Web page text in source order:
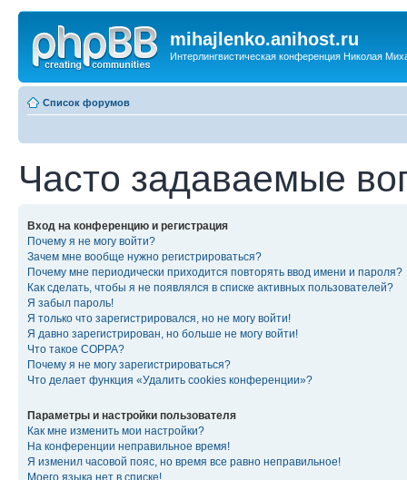
mihajlenko.anihost.ru
Интерлингвистическая конференция Николая
Список форумов
Часто задаваемые
Вход на конференцию и регистрация
Почему я не могу войти?
Зачем мне вообще нужно регистрироваться?
Почему мне периодически приходится повторять ввод имени и пароля?
Как сделать, чтобы я не появлялся в списке активных пользователей?
Я забыл пароль!
Я только что зарегистрировался, но не могу войти!
Я давно зарегистрирован, но больше не могу войти!
Что такое COPPA?
Почему я не могу зарегистрироваться?
Что делает функция «Удалить cookies конференции»?
Параметры и настройки пользователя
Как мне изменить мои настройки?
На конференции неправильное время!
Я изменил часовой пояс, но время все равно неправильное!
Моего языка нет в списке!